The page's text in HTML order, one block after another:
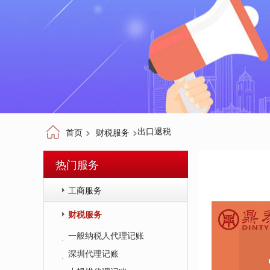
首页 > 财税服务 >出口退税
热门服务
工商服务
财税服务
一般纳税人代理记账
深圳代理记账